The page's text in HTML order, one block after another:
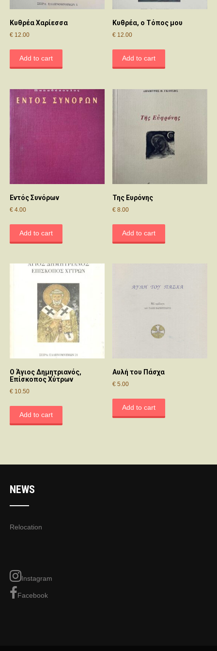
Κυθρέα Χαρίεσσα
€ 12.00
Add to cart
Κυθρέα, ο Τόπος μου
€ 12.00
Add to cart
Εντός Συνόρων
€ 4.00
Add to cart
Της Ευρόνης
€ 8.00
Add to cart
Ο Άγιος Δημητριανός,
Επίσκοπος Χύτρων
€ 10.50
Add to cart
Αυλή του Πάσχα
€ 5.00
Add to cart
NEWS
Relocation
Instagram
Facebook